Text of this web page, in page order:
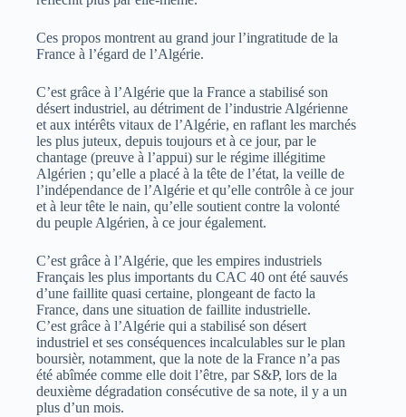
Ces propos montrent au grand jour l’ingratitude de la
France à l’égard de l’Algérie.
C’est grâce à l’Algérie que la France a stabilisé son
désert industriel, au détriment de l’industrie Algérienne
et aux intérêts vitaux de l’Algérie, en raflant les marchés
les plus juteux, depuis toujours et à ce jour, par le
chantage (preuve à l’appui) sur le régime illégitime
Algérien ; qu’elle a placé à la tête de l’état, la veille de
l’indépendance de l’Algérie et qu’elle contrôle à ce jour
et à leur tête le nain, qu’elle soutient contre la volonté
du peuple Algérien, à ce jour également.
C’est grâce à l’Algérie, que les empires industriels
Français les plus importants du CAC 40 ont été sauvés
d’une faillite quasi certaine, plongeant de facto la
France, dans une situation de faillite industrielle.
C’est grâce à l’Algérie qui a stabilisé son désert
industriel et ses conséquences incalculables sur le plan
boursièr, notamment, que la note de la France n’a pas
été abîmée comme elle doit l’être, par S&P, lors de la
deuxième dégradation consécutive de sa note, il y a un
plus d’un mois.